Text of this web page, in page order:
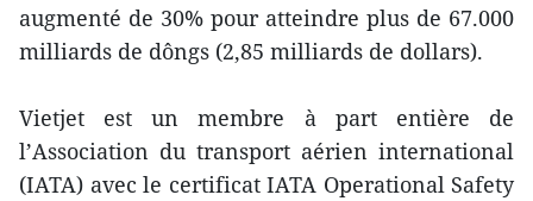
augmenté de 30% pour atteindre plus de 67.000
milliards de dôngs (2,85 milliards de dollars).
Vietjet est un membre à part entière de
l’Association du transport aérien international
(IATA) avec le certificat IATA Operational Safety